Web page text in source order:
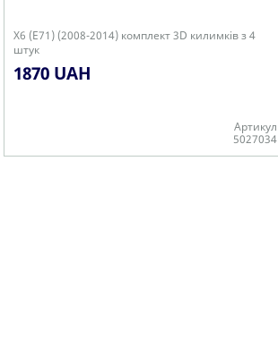
X6 (E71) (2008-2014) комплект 3D килимків з 4
штук
1870 UAH
Артикул
5027034